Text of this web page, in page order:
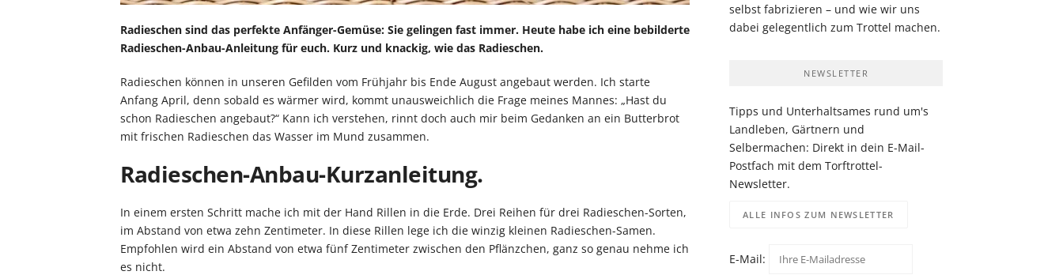
Radieschen sind das perfekte Anfänger-Gemüse: Sie gelingen fast immer. Heute habe ich eine bebilderte
Radieschen-Anbau-Anleitung für euch. Kurz und knackig, wie das Radieschen.
Radieschen können in unseren Gefilden vom Frühjahr bis Ende August angebaut werden. Ich starte
Anfang April, denn sobald es wärmer wird, kommt unausweichlich die Frage meines Mannes: „Hast du
schon Radieschen angebaut?“ Kann ich verstehen, rinnt doch auch mir beim Gedanken an ein Butterbrot
mit frischen Radieschen das Wasser im Mund zusammen.
Radieschen-Anbau-Kurzanleitung.
In einem ersten Schritt mache ich mit der Hand Rillen in die Erde. Drei Reihen für drei Radieschen-Sorten,
im Abstand von etwa zehn Zentimeter. In diese Rillen lege ich die winzig kleinen Radieschen-Samen.
Empfohlen wird ein Abstand von etwa fünf Zentimeter zwischen den Pflänzchen, ganz so genau nehme ich
es nicht.
selbst fabrizieren – und wie wir uns
dabei gelegentlich zum Trottel machen.
NEWSLETTER
Tipps und Unterhaltsames rund um's
Landleben, Gärtnern und
Selbermachen: Direkt in dein E-Mail-
Postfach mit dem Torftrottel-
Newsletter.
ALLE INFOS ZUM NEWSLETTER
E-Mail: